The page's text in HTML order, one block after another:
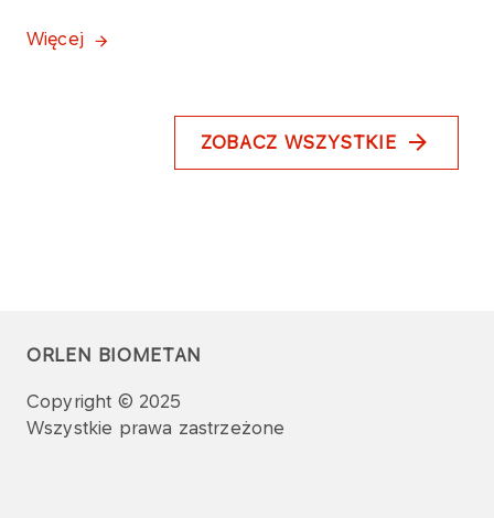
Więcej
ZOBACZ WSZYSTKIE
ORLEN BIOMETAN
Copyright © 2025
Wszystkie prawa zastrzeżone